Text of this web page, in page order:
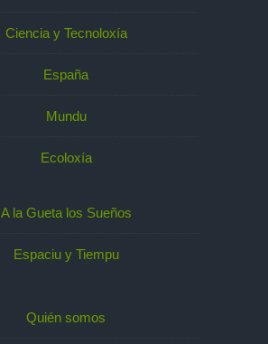
Ciencia y Tecnoloxía
España
Mundu
Ecoloxía
A la Gueta los Sueños
Espaciu y Tiempu
Quién somos